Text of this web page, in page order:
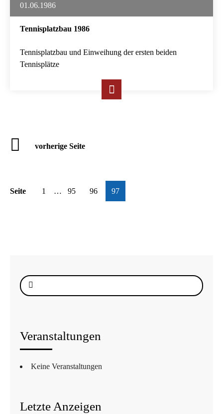
01.06.1986
Tennisplatzbau 1986
Tennisplatzbau und Einweihung der ersten beiden
Tennisplätze
vorherige Seite
Seite 1 … 95 96 97
Suche
nach:
Veranstaltungen
Keine Veranstaltungen
Letzte Anzeigen